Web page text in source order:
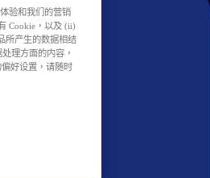
验和我们的营销
Cookie，以及 (ii)
所产生的数据相结
理方面的内容，
好设置，请随时